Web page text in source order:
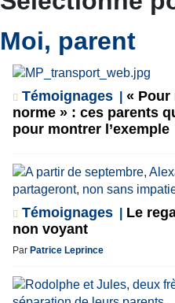
Moi, parent
Témoignages
« Pour
norme » : ces parents
pour montrer l’exemple
Témoignages
Le
non voyant
Par Patrice Leprince